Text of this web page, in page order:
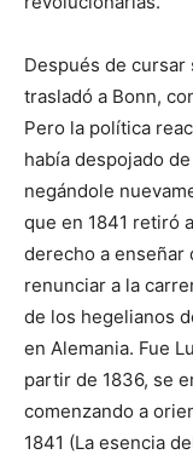
Después de
trasladó a Bonn,
Pero la política
había despojado
negándole
que en 1841 retiró
derecho a enseñar
renunciar a la
de los hegelianos
en Alemania. Fue
partir de 1836, se
comenzando a
1841 (La esencia